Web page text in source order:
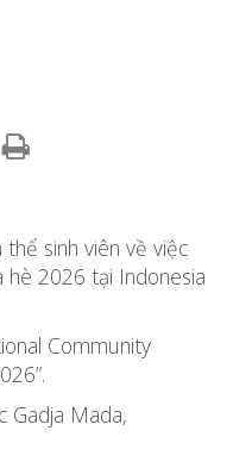
sinh viên về việc
hè 2026 tại Indonesia
Community
Gadja Mada,